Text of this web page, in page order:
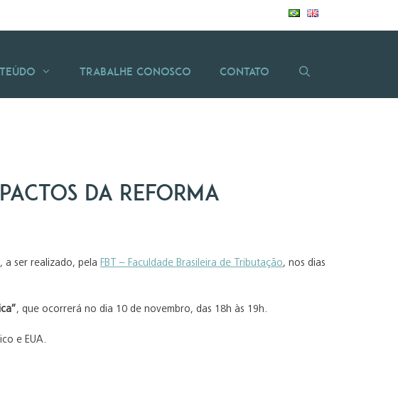
Trabalhe Conosco Contato
da Reforma
, a ser realizado, pela FBT – Faculdade Brasileira de Tributação, nos dias
, que ocorrerá no dia 10 de novembro, das 18h às 19h.
e EUA.